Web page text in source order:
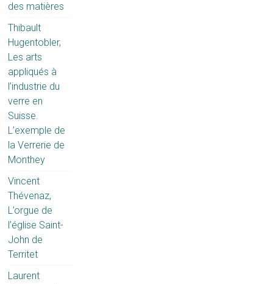
des matières
Thibault
Hugentobler,
Les arts
appliqués à
l’industrie du
verre en
Suisse.
L’exemple de
la Verrerie de
Monthey
Vincent
Thévenaz,
L’orgue de
l’église Saint-
John de
Territet
Laurent